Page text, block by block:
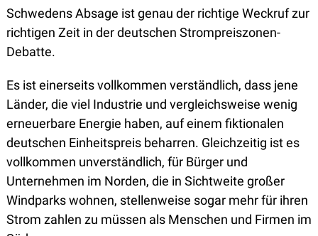
Schwedens Absage ist genau der richtige Weckruf zur
richtigen Zeit in der deutschen Strompreiszonen-
Debatte.
Es ist einerseits vollkommen verständlich, dass jene
Länder, die viel Industrie und vergleichsweise wenig
erneuerbare Energie haben, auf einem fiktionalen
deutschen Einheitspreis beharren. Gleichzeitig ist es
vollkommen unverständlich, für Bürger und
Unternehmen im Norden, die in Sichtweite großer
Windparks wohnen, stellenweise sogar mehr für ihren
Strom zahlen zu müssen als Menschen und Firmen im